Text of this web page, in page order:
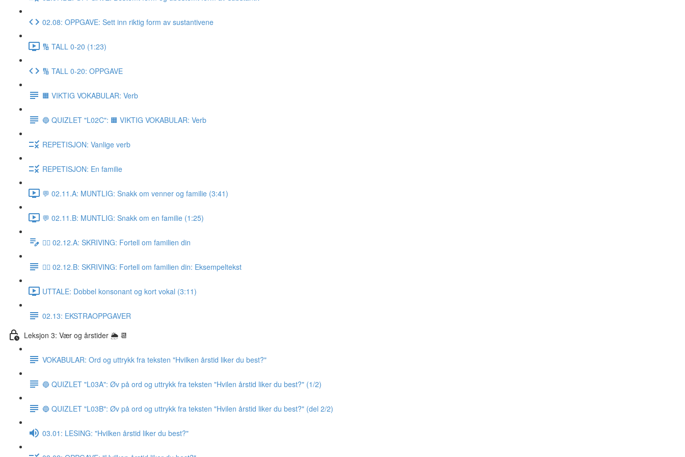
02.08: OPPGAVE: Sett inn riktig form av sustantivene
🔢 TALL 0-20 (1:23)
🔢 TALL 0-20: OPPGAVE
🟧 VIKTIG VOKABULAR: Verb
🔵 QUIZLET "L02C": 🟧 VIKTIG VOKABULAR: Verb
REPETISJON: Vanlige verb
REPETISJON: En familie
💬 02.11.A: MUNTLIG: Snakk om venner og familie (3:41)
💬 02.11.B: MUNTLIG: Snakk om en familie (1:25)
✍🏼 02.12.A: SKRIVING: Fortell om familien din
✍🏼 02.12.B: SKRIVING: Fortell om familien din: Eksempeltekst
UTTALE: Dobbel konsonant og kort vokal (3:11)
02.13: EKSTRAOPPGAVER
Leksjon 3: Vær og årstider 🌦 📆
VOKABULAR: Ord og uttrykk fra teksten "Hvilken årstid liker du best?"
🔵 QUIZLET "L03A": Øv på ord og uttrykk fra teksten "Hvilen årstid liker du best?" (1/2)
🔵 QUIZLET "L03B": Øv på ord og uttrykk fra teksten "Hvilen årstid liker du best?" (del 2/2)
03.01: LESING: "Hvilken årstid liker du best?"